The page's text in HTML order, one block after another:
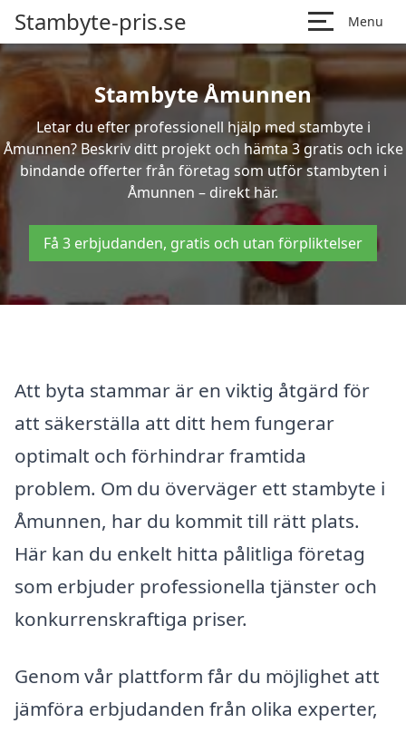
Stambyte-pris.se Menu
Stambyte Åmunnen
Letar du efter professionell hjälp med stambyte i
Åmunnen? Beskriv ditt projekt och hämta 3 gratis och icke
bindande offerter från företag som utför stambyten i
Åmunnen – direkt här.
Få 3 erbjudanden, gratis och utan förpliktelser
Att byta stammar är en viktig åtgärd för
att säkerställa att ditt hem fungerar
optimalt och förhindrar framtida
problem. Om du överväger ett stambyte i
Åmunnen, har du kommit till rätt plats.
Här kan du enkelt hitta pålitliga företag
som erbjuder professionella tjänster och
konkurrenskraftiga priser.
Genom vår plattform får du möjlighet att
jämföra erbjudanden från olika experter,